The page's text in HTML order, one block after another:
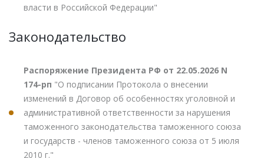
власти в Российской Федерации"
Законодательство
Распоряжение Президента РФ от 22.05.2026 N
174-рп "О подписании Протокола о внесении
изменений в Договор об особенностях уголовной и
административной ответственности за нарушения
таможенного законодательства таможенного союза
и государств - членов таможенного союза от 5 июля
2010 г."